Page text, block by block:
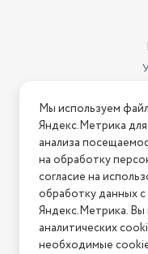
Нашли
2026 © Интернет-
Мы используем
Яндекс.Метрика
анализа
на обработку
согласие на
обработку данных
Яндекс.Метрика.
аналитических
необходимые